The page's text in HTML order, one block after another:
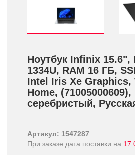
Ноутбук Infinix 15.6",
1334U, RAM 16 ГБ,
Intel Iris Xe Graphics,
Home, (71005000609),
серебристый,
Артикул: 1547287
При заказе дата поставки на